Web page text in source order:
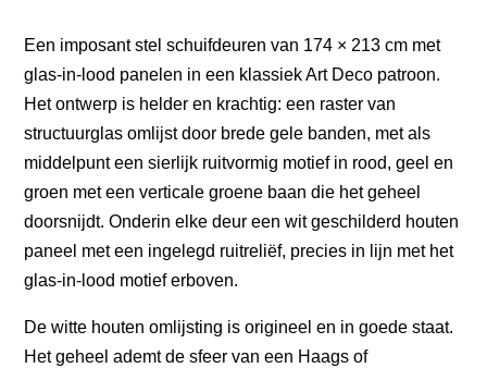
Een imposant stel schuifdeuren van 174 × 213 cm met
glas-in-lood panelen in een klassiek Art Deco patroon.
Het ontwerp is helder en krachtig: een raster van
structuurglas omlijst door brede gele banden, met als
middelpunt een sierlijk ruitvormig motief in rood, geel en
groen met een verticale groene baan die het geheel
doorsnijdt. Onderin elke deur een wit geschilderd houten
paneel met een ingelegd ruitreliëf, precies in lijn met het
glas-in-lood motief erboven.
De witte houten omlijsting is origineel en in goede staat.
Het geheel ademt de sfeer van een Haags of